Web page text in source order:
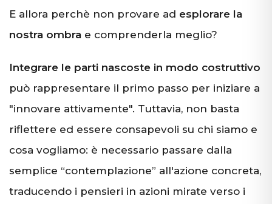
E allora perchè non provare ad esplorare la
nostra ombra e comprenderla meglio?
Integrare le parti nascoste in modo costruttivo
può rappresentare il primo passo per iniziare a
"innovare attivamente". Tuttavia, non basta
riflettere ed essere consapevoli su chi siamo e
cosa vogliamo: è necessario passare dalla
semplice “contemplazione” all'azione concreta,
traducendo i pensieri in azioni mirate verso i